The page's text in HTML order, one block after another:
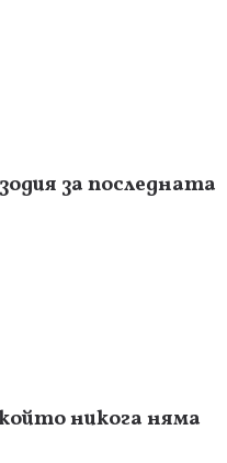
за последната
никога няма